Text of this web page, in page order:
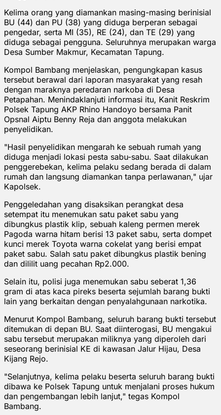
Kelima orang yang diamankan masing-masing berinisial
BU (44) dan PU (38) yang diduga berperan sebagai
pengedar, serta MI (35), RE (24), dan TE (29) yang
diduga sebagai pengguna. Seluruhnya merupakan warga
Desa Sumber Makmur, Kecamatan Tapung.
Kompol Bambang menjelaskan, pengungkapan kasus
tersebut berawal dari laporan masyarakat yang resah
dengan maraknya peredaran narkoba di Desa
Petapahan. Menindaklanjuti informasi itu, Kanit Reskrim
Polsek Tapung AKP Rhino Handoyo bersama Panit
Opsnal Aiptu Benny Reja dan anggota melakukan
penyelidikan.
"Hasil penyelidikan mengarah ke sebuah rumah yang
diduga menjadi lokasi pesta sabu-sabu. Saat dilakukan
penggerebekan, kelima pelaku sedang berada di dalam
rumah dan langsung diamankan tanpa perlawanan," ujar
Kapolsek.
Penggeledahan yang disaksikan perangkat desa
setempat itu menemukan satu paket sabu yang
dibungkus plastik klip, sebuah kaleng permen merek
Pagoda warna hitam berisi 13 paket sabu, serta dompet
kunci merek Toyota warna cokelat yang berisi empat
paket sabu. Salah satu paket dibungkus plastik bening
dan dililit uang pecahan Rp2.000.
Selain itu, polisi juga menemukan sabu seberat 1,36
gram di atas kaca pireks beserta sejumlah barang bukti
lain yang berkaitan dengan penyalahgunaan narkotika.
Menurut Kompol Bambang, seluruh barang bukti tersebut
ditemukan di depan BU. Saat diinterogasi, BU mengakui
sabu tersebut merupakan miliknya yang diperoleh dari
seseorang berinisial KE di kawasan Jalur Hijau, Desa
Kijang Rejo.
"Selanjutnya, kelima pelaku beserta seluruh barang bukti
dibawa ke Polsek Tapung untuk menjalani proses hukum
dan pengembangan lebih lanjut," tegas Kompol
Bambang.